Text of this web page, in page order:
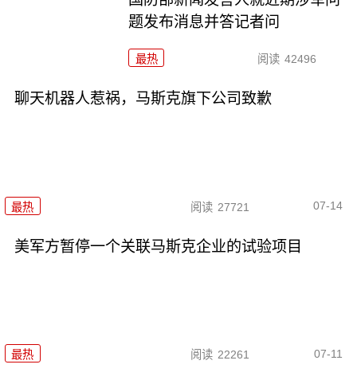
题发布消息并答记者问
最热 阅读 42496
聊天机器人惹祸，马斯克旗下公司致歉
最热 阅读 27721 07-14
美军方暂停一个关联马斯克企业的试验项目
最热 阅读 22261 07-11